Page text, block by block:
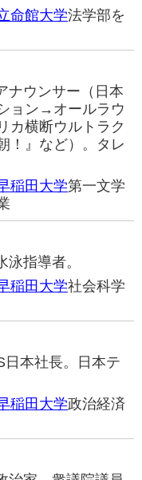
命館大学法学部を
ナウンサー（日本
ョン→オールラウ
カ横断ウルトラク
！』など）。タレ
稲田大学第一文学
指導者。
稲田大学社会科学
日本社長。日本テ
稲田大学政治経済